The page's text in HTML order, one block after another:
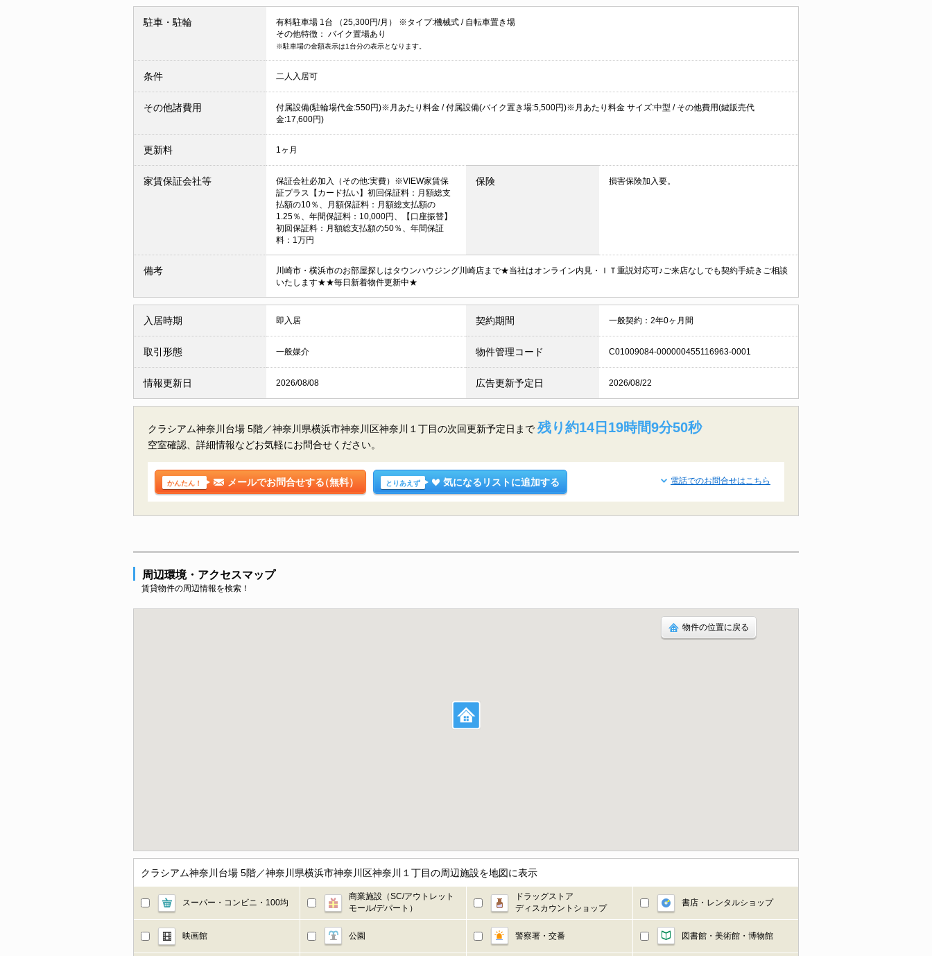
駐車・駐輪 有料駐車場 1台 （25,300円/月） ※タイプ:機械式 / 自転車置き場
その他特徴： バイク置場あり
※駐車場の金額表示は1台分の表示となります。
条件 二人入居可
その他諸費用
付属設備(駐輪場代金:550円)※月あたり料金 / 付属設備(バイク置き場:5,500円)※月あたり料金 サイズ:中型 / その他費用(鍵販売代
金:17,600円)
更新料 1ヶ月
家賃保証会社等
保証会社必加入（その他:実費）※VIEW家賃保
証プラス【カード払い】初回保証料：月額総支
払額の10％、月額保証料：月額総支払額の
1.25％、年間保証料：10,000円、【口座振替】
初回保証料：月額総支払額の50％、年間保証
料：1万円
保険 損害保険加入要。
備考
川崎市・横浜市のお部屋探しはタウンハウジング川崎店まで★当社はオンライン内見・ＩＴ重説対応可♪ご来店なしでも契約手続きご相談
いたします★★毎日新着物件更新中★
入居時期 即入居 契約期間 一般契約：2年0ヶ月間
取引形態 一般媒介 物件管理コード C01009084-000000455116963-0001
情報更新日 2026/08/08 広告更新予定日 2026/08/22
クラシアム神奈川台場 5階／神奈川県横浜市神奈川区神奈川１丁目の次回更新予定日まで 残り約14日19時間9分50秒
空室確認、詳細情報などお気軽にお問合せください。
かんたん！ メールでお問合せする（無料） とりあえず 気になるリストに追加する 電話でのお問合せはこちら
周辺環境・アクセスマップ
賃貸物件の周辺情報を検索！
物件の位置に戻る
クラシアム神奈川台場 5階／神奈川県横浜市神奈川区神奈川１丁目の周辺施設を地図に表示
スーパー・コンビニ・100均
商業施設（SC/アウトレット
モール/デパート）
ドラッグストア
ディスカウントショップ
書店・レンタルショップ
映画館 公園 警察署・交番 図書館・美術館・博物館